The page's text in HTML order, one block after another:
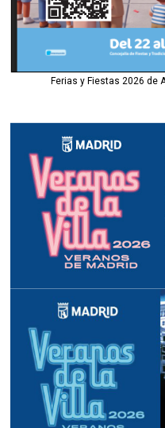
Ferias y Fiestas 2026 de